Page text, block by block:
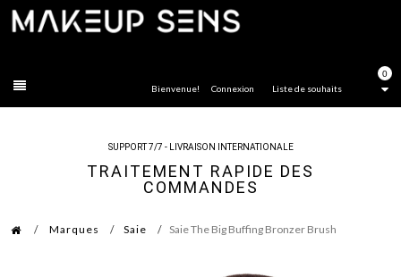
0
Liste de souhaits
Bienvenue! Connexion
SUPPORT 7/7 - LIVRAISON INTERNATIONALE
TRAITEMENT RAPIDE DES
COMMANDES
Marques Saie Saie The Big Buffing Bronzer Brush